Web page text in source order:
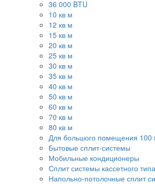
36 000 BTU
10 кв м
12 кв м
15 кв м
20 кв м
25 кв м
30 кв м
35 кв м
40 кв м
50 кв м
60 кв м
70 кв м
80 кв м
Для большого помещения 100
Бытовые сплит-системы
Мобильные кондиционеры
Сплит системы кассетного типа
Напольно-потолочные сплит